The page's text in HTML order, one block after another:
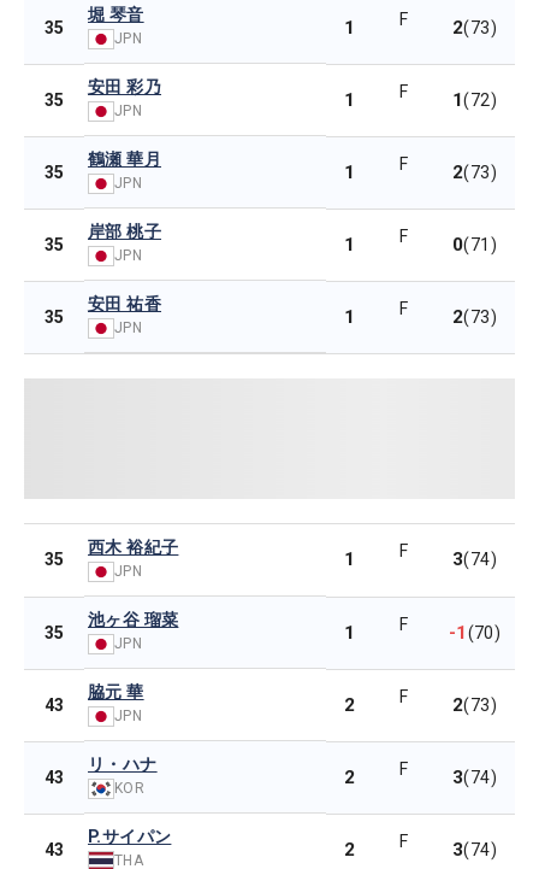
35
堀 琴音
JPN 1 F 2(73)
35
安田 彩乃
JPN 1 F 1(72)
35
鶴瀬 華月
JPN 1 F 2(73)
35
岸部 桃子
JPN 1 F 0(71)
35
安田 祐香
JPN 1 F 2(73)
35
西木 裕紀子
JPN
1 F 3(74)
35
池ヶ谷 瑠菜
JPN 1 F -1(70)
43
脇元 華
JPN 2 F 2(73)
43
リ・ハナ
KOR 2 F 3(74)
43
P.サイパン
THA 2 F 3(74)